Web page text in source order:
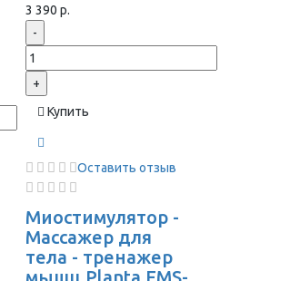
3 390 р.
-
+
Купить
Оставить отзыв
Миостимулятор -
Массажер для
тела - тренажер